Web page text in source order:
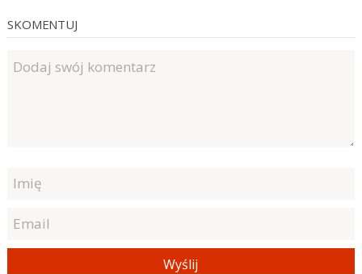
SKOMENTUJ
Wyślij